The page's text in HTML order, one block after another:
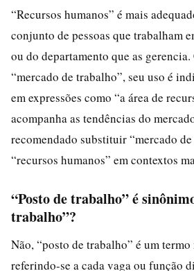
“Recursos humanos” é mais
conjunto de pessoas que trabalham
ou do departamento que as
“mercado de trabalho”, seu uso é
em expressões como “a área de
acompanha as tendências do
recomendado substituir “mercado
“recursos humanos” em contextos
“Posto de trabalho” é
trabalho”?
Não, “posto de trabalho” é um
referindo-se a cada vaga ou função